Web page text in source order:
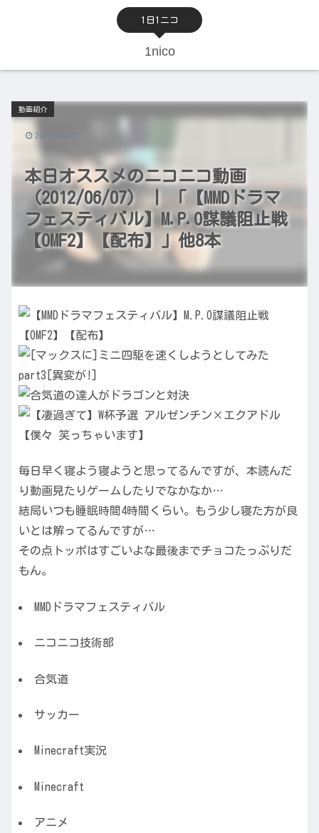
1日1ニコ
1nico
本日オススメのニコニコ動画
（2012/06/07） | 「【MMDドラマ
フェスティバル】M.P.O謀議阻止戦
【OMF2】【配布】」他8本
動画紹介
2012/06/07
毎日早く寝よう寝ようと思ってるんですが、本読んだ
り動画見たりゲームしたりでなかなか…
結局いつも睡眠時間4時間くらい。もう少し寝た方が良
いとは解ってるんですが…
その点トッポはすごいよな最後までチョコたっぷりだ
もん。
MMDドラマフェスティバル
ニコニコ技術部
合気道
サッカー
Minecraft実況
Minecraft
アニメ